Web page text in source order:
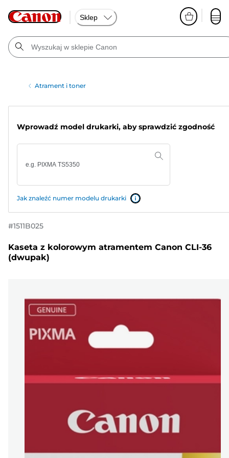
Sklep
Atrament i toner
Wprowadź model drukarki, aby sprawdzić zgodność
Jak znaleźć numer modelu drukarki
#1511B025
Kaseta z kolorowym atramentem Canon CLI-36
(dwupak)